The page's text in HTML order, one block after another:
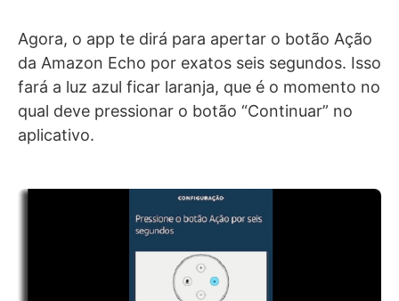
Agora, o app te dirá para apertar o botão Ação
da Amazon Echo por exatos seis segundos. Isso
fará a luz azul ficar laranja, que é o momento no
qual deve pressionar o botão “Continuar” no
aplicativo.